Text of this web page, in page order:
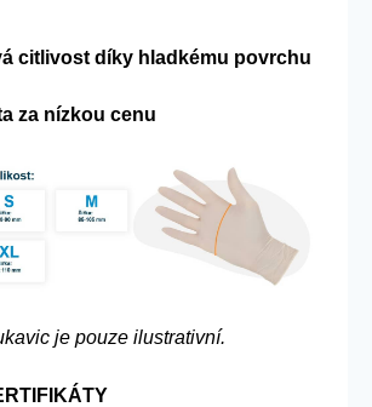
citlivost díky hladkému povrchu
za nízkou cenu
je pouze ilustrativní.